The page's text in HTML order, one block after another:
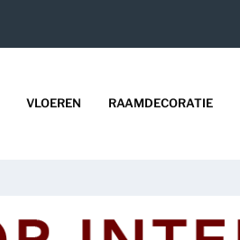
VLOEREN RAAMDECORATIE